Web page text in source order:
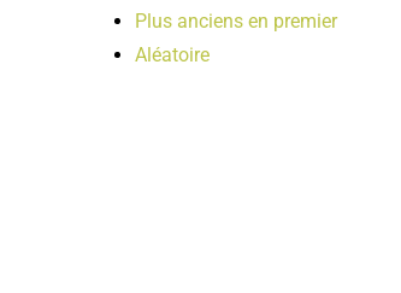
Plus anciens en premier
Aléatoire